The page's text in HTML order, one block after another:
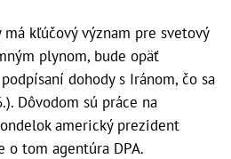
kľúčový význam pre svetový
plynom, bude opäť
dohody s Iránom, čo sa
Dôvodom sú práce na
americký prezident
o tom agentúra DPA.